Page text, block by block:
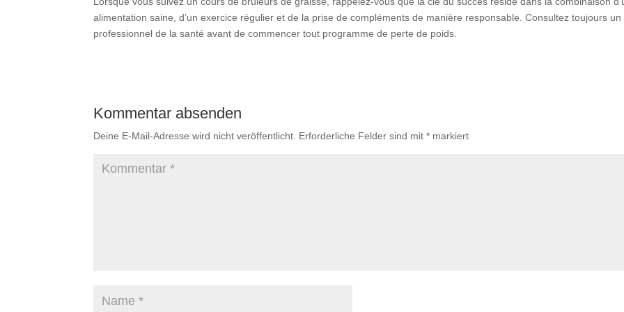
alimentation saine, d’un exercice régulier et de la prise de compléments de manière responsable. Consultez toujours un
professionnel de la santé avant de commencer tout programme de perte de poids.
Kommentar absenden
Deine E-Mail-Adresse wird nicht veröffentlicht. Erforderliche Felder sind mit* markiert